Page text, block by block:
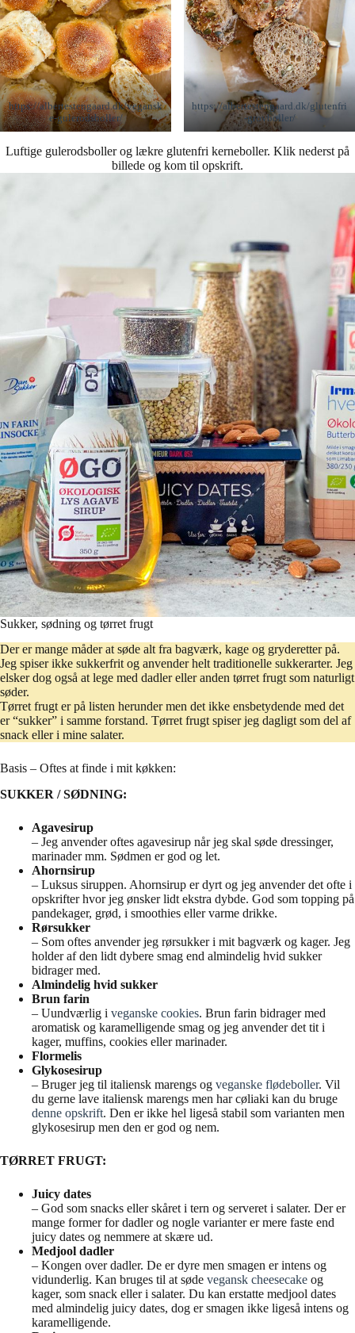
https://albertestengaard.dk/vegansk
e-gulerodsboller/
https://albertestengaard.dk/glutenfri
-grovboller/
Luftige gulerodsboller og lækre glutenfri kerneboller. Klik nederst på
billede og kom til opskrift.
Sukker, sødning og tørret frugt
Der er mange måder at søde alt fra bagværk, kage og gryderetter på.
Jeg spiser ikke sukkerfrit og anvender helt traditionelle sukkerarter. Jeg
elsker dog også at lege med dadler eller anden tørret frugt som naturligt
søder.
Tørret frugt er på listen herunder men det ikke ensbetydende med det
er “sukker” i samme forstand. Tørret frugt spiser jeg dagligt som del af
snack eller i mine salater.
Basis – Oftes at finde i mit køkken:
SUKKER / SØDNING:
Agavesirup
– Jeg anvender oftes agavesirup når jeg skal søde dressinger,
marinader mm. Sødmen er god og let.
Ahornsirup
– Luksus siruppen. Ahornsirup er dyrt og jeg anvender det ofte i
opskrifter hvor jeg ønsker lidt ekstra dybde. God som topping på
pandekager, grød, i smoothies eller varme drikke.
Rørsukker
– Som oftes anvender jeg rørsukker i mit bagværk og kager. Jeg
holder af den lidt dybere smag end almindelig hvid sukker
bidrager med.
Almindelig hvid sukker
Brun farin
– Uundværlig i veganske cookies. Brun farin bidrager med
aromatisk og karamelligende smag og jeg anvender det tit i
kager, muffins, cookies eller marinader.
Flormelis
Glykosesirup
– Bruger jeg til italiensk marengs og veganske flødeboller. Vil
du gerne lave italiensk marengs men har cøliaki kan du bruge
denne opskrift. Den er ikke hel ligeså stabil som varianten men
glykosesirup men den er god og nem.
TØRRET FRUGT:
Juicy dates
– God som snacks eller skåret i tern og serveret i salater. Der er
mange former for dadler og nogle varianter er mere faste end
juicy dates og nemmere at skære ud.
Medjool dadler
– Kongen over dadler. De er dyre men smagen er intens og
vidunderlig. Kan bruges til at søde vegansk cheesecake og
kager, som snack eller i salater. Du kan erstatte medjool dates
med almindelig juicy dates, dog er smagen ikke ligeså intens og
karamelligende.